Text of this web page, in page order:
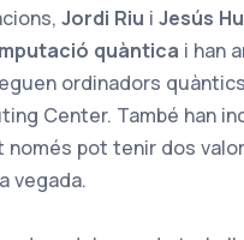
Jordi Riu i Jesús
quàntica i han
ordinadors
Center. També han
pot tenir dos
vegada.